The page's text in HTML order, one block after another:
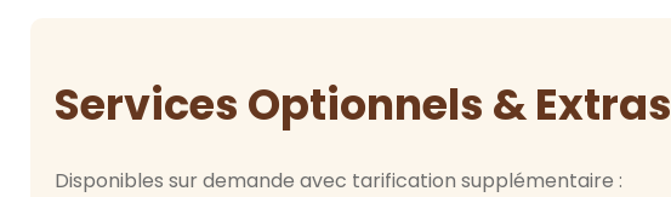
Services Optionnels & Extras
Disponibles sur demande avec tarification supplémentaire :